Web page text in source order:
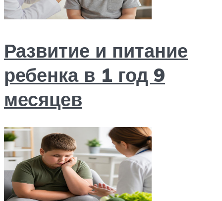
Развитие и питание
ребенка в 1 год 9
месяцев